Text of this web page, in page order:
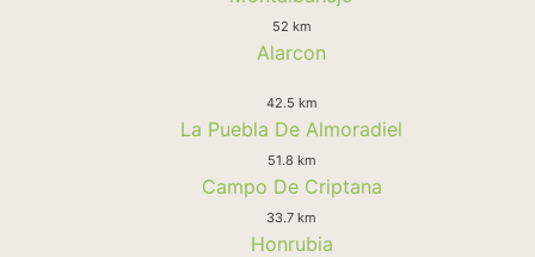
52 km
Alarcon
42.5 km
La Puebla De Almoradiel
51.8 km
Campo De Criptana
33.7 km
Honrubia